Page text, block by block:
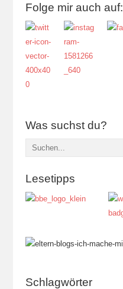
Folge mir auch auf:
Was suchst du?
Lesetipps
Schlagwörter